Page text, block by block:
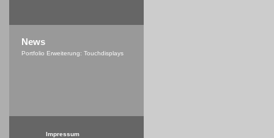
News
Portfolio Erweiterung: Touchdisplays
Impressum